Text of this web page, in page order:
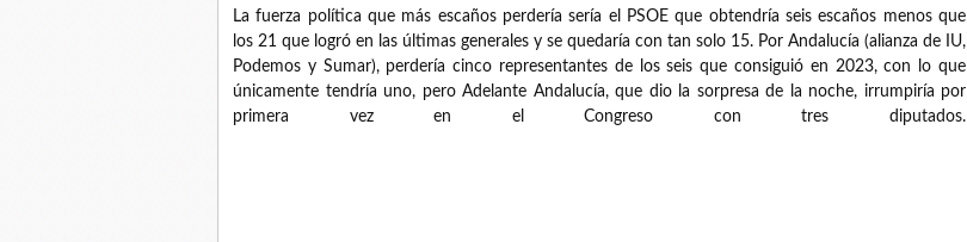
La fuerza política que más escaños perdería sería el PSOE que obtendría seis escaños menos que
los 21 que logró en las últimas generales y se quedaría con tan solo 15. Por Andalucía (alianza de IU,
Podemos y Sumar), perdería cinco representantes de los seis que consiguió en 2023, con lo que
únicamente tendría uno, pero Adelante Andalucía, que dio la sorpresa de la noche, irrumpiría por
primera vez en el Congreso con tres diputados.